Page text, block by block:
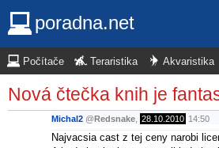
poradna.net
Počítače Teraristika Akvaristika
Nová čtečka knih je
Michal2 @Redsnake 28.10.2010 14:50
Najvacsia cast z tej ceny narobi